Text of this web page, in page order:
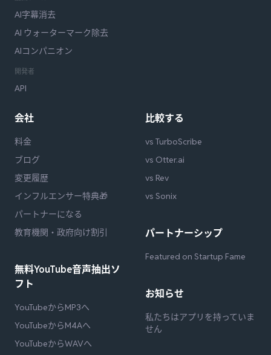
AI字幕消去
AI ウォーターマーク除去
AIコンパニオン
開発者
API
会社
料金
ブログ
変更履歴
インフルエンサー特典🎁
パートナーになる
教育機関・政府向け割引
無料YouTube音声抽出ソ
フト
YouTubeからMP3へ
YouTubeからM4Aへ
YouTubeからWAVへ
比較する
vs TurboScribe
vs Otter.ai
vs Rev
vs Sonix
パートナーシップ
Featured on Startup Fame
お知らせ
私たちはアプリを持っていま
せん